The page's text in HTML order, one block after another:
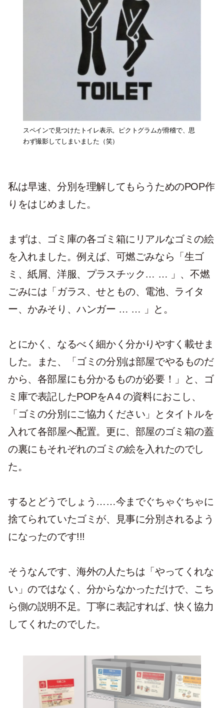
スペインで見つけたトイレ表示。ピクトグラムが滑稽で、思
わず撮影してしまいました（笑）
私は早速、分別を理解してもらうためのPOP作
りをはじめました。
まずは、ゴミ庫の各ゴミ箱にリアルなゴミの絵
を入れました。例えば、可燃ごみなら「生ゴ
ミ、紙屑、洋服、プラスチック… … 」、不燃
ごみには「ガラス、せともの、電池、ライタ
ー、かみそり、ハンガー … … 」と。
とにかく、なるべく細かく分かりやすく載せま
した。また、「ゴミの分別は部屋でやるものだ
から、各部屋にも分かるものが必要！」と、ゴ
ミ庫で表記したPOPをA４の資料におこし、
「ゴミの分別にご協力ください」とタイトルを
入れて各部屋へ配置。更に、部屋のゴミ箱の蓋
の裏にもそれぞれのゴミの絵を入れたのでし
た。
するとどうでしょう……今までぐちゃぐちゃに
捨てられていたゴミが、見事に分別されるよう
になったのです!!!
そうなんです、海外の人たちは「やってくれな
い」のではなく、分からなかっただけで、こち
ら側の説明不足。丁寧に表記すれば、快く協力
してくれたのでした。